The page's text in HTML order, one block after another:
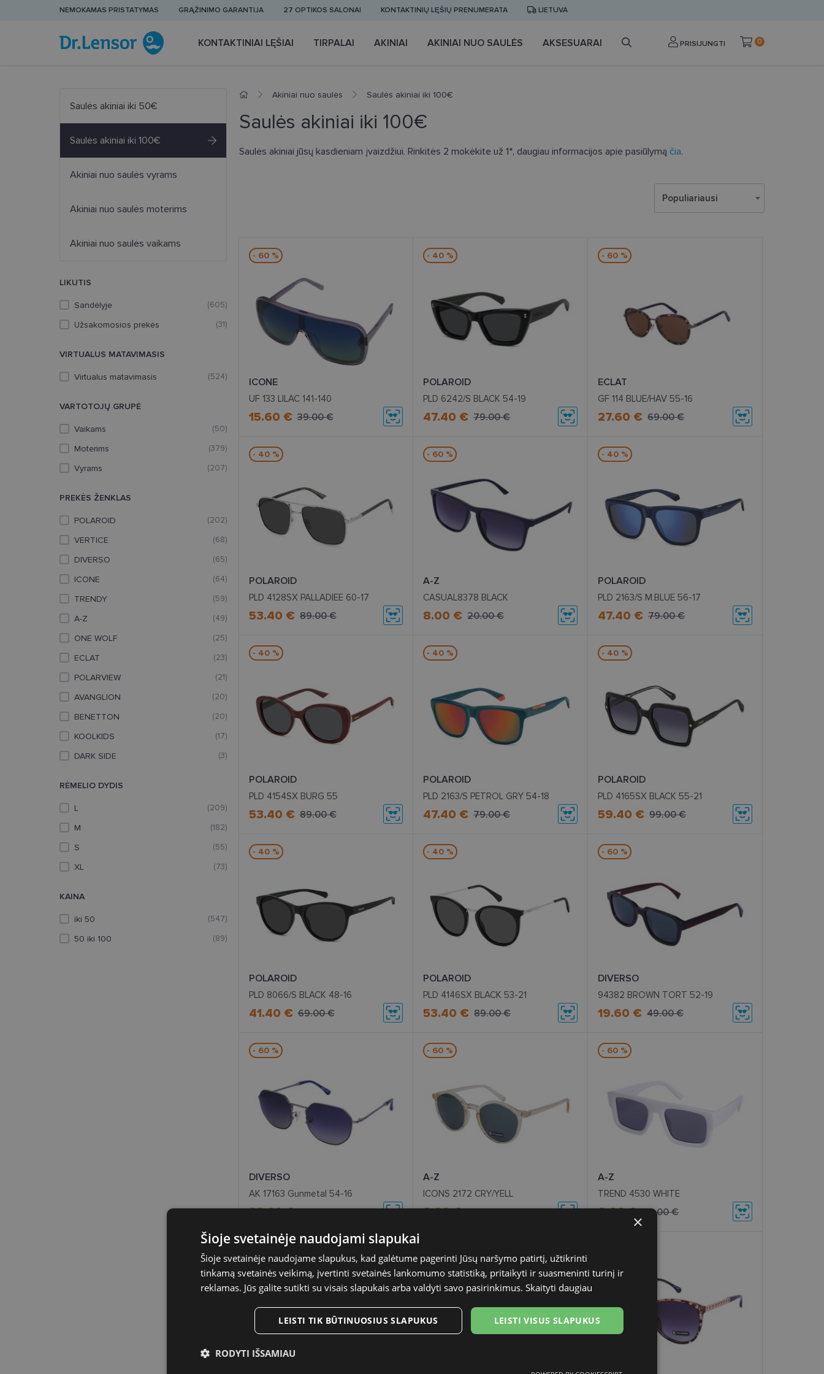
NEMOKAMAS PRISTATYMAS GRĄŽINIMO GARANTIJA 27 OPTIKOS SALONAI KONTAKTINIŲ LĘŠIŲ PRENUMERATA LIETUVA
KONTAKTINIAI LĘŠIAI TIRPALAI AKINIAI AKINIAI NUO SAULĖS AKSESUARAI PRISIJUNGTI 0
Saulės akiniai iki 50€
Saulės akiniai iki 100€
Akiniai nuo saulės vyrams
Akiniai nuo saulės moterims
Akiniai nuo saulės vaikams
LIKUTIS
Sandėlyje (605)
Užsakomosios prekės (31)
VIRTUALUS MATAVIMASIS
Virtualus matavimasis (524)
VARTOTOJŲ GRUPĖ
Vaikams (50)
Moterims (379)
Vyrams (207)
PREKĖS ŽENKLAS
POLAROID (202)
VERTICE (68)
DIVERSO (65)
ICONE (64)
TRENDY (59)
A-Z (49)
ONE WOLF (25)
ECLAT (23)
POLARVIEW (21)
AVANGLION (20)
BENETTON (20)
KOOLKIDS (17)
DARK SIDE (3)
RĖMELIO DYDIS
L (209)
M (182)
S (55)
XL (73)
KAINA
iki 50 (547)
50 iki 100 (89)
Akiniai nuo saulės Saulės akiniai iki 100€
Saulės akiniai iki 100€
Saulės akiniai jūsų kasdieniam įvaizdžiui. Rinkitės 2 mokėkite už 1*, daugiau informacijos apie pasiūlymą čia.
Populiariausi
- 60 %
ICONE
UF 133 LILAC 141-140
15.60 € 39.00 €
- 40 %
POLAROID
PLD 6242/S BLACK 54-19
47.40 € 79.00 €
- 60 %
ECLAT
GF 114 BLUE/HAV 55-16
27.60 € 69.00 €
- 40 %
POLAROID
PLD 4128SX PALLADIEE 60-17
53.40 € 89.00 €
- 60 %
A-Z
CASUAL8378 BLACK
8.00 € 20.00 €
- 40 %
POLAROID
PLD 2163/S M.BLUE 56-17
47.40 € 79.00 €
- 40 %
POLAROID
PLD 4154SX BURG 55
53.40 € 89.00 €
- 40 %
POLAROID
PLD 2163/S PETROL GRY 54-18
47.40 € 79.00 €
- 40 %
POLAROID
PLD 4165SX BLACK 55-21
59.40 € 99.00 €
- 40 %
POLAROID
PLD 8066/S BLACK 48-16
41.40 € 69.00 €
- 40 %
POLAROID
PLD 4146SX BLACK 53-21
53.40 € 89.00 €
- 60 %
DIVERSO
94382 BROWN TORT 52-19
19.60 € 49.00 €
- 60 %
DIVERSO
AK 17163 Gunmetal 54-16
23.60 € 59.00 €
- 60 %
A-Z
ICONS 2172 CRY/YELL
8.00 € 20.00 €
- 60 %
A-Z
TREND 4530 WHITE
8.00 € 20.00 €
×
Šioje svetainėje naudojami slapukai
Šioje svetainėje naudojame slapukus, kad galėtume pagerinti Jūsų naršymo patirtį, užtikrinti
tinkamą svetainės veikimą, įvertinti svetainės lankomumo statistiką, pritaikyti ir suasmeninti turinį ir
reklamas. Jūs galite sutikti su visais slapukais arba valdyti savo pasirinkimus. Skaityti daugiau
LEISTI VISUS SLAPUKUS
LEISTI TIK BŪTINUOSIUS SLAPUKUS
RODYTI IŠSAMIAU